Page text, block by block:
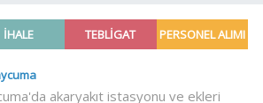
10:04.
10:03Meclis'te kritik gün!